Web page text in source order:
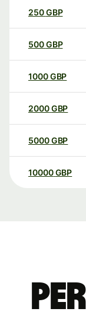
250GBP
500GBP
1000GBP
2000GBP
5000GBP
10000 GBP